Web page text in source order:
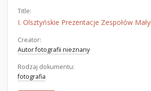
Title:
I. Olsztyńskie Prezentacje Zespołów
Creator:
Autor fotografii nieznany
Rodzaj dokumentu:
fotografia